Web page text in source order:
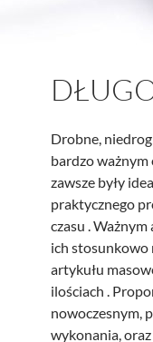
Drobne,
bardzo ważnym
zawsze były
praktycznego
czasu .
ich stosunkowo
artykułu
ilościach .
nowoczesnym,
wykonania,